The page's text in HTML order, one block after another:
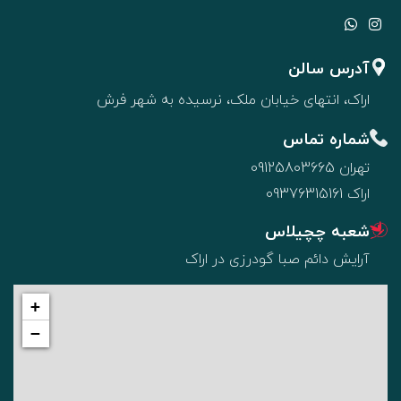
آدرس سالن
اراک، انتهای خیابان ملک، نرسیده به شهر فرش
شماره تماس
تهران 09125803665
اراک 09376315161
شعبه چچیلاس
آرایش دائم صبا گودرزی در اراک
+
−